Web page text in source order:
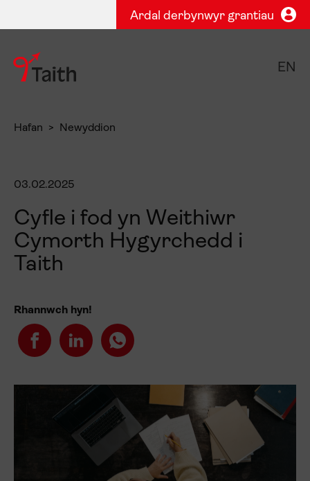
Ardal derbynwyr grantiau
EN
Hafan Newyddion
03.02.2025
Cyfle i fod yn Weithiwr
Cymorth Hygyrchedd i
Taith
Rhannwch hyn!